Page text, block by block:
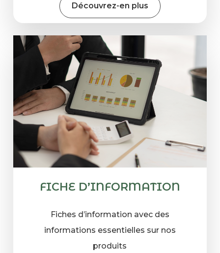
Découvrez-en plus
FICHE D’INFORMATION
Fiches d’information avec des
informations essentielles sur nos
produits